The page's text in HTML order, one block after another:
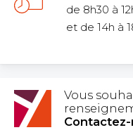
de 8h30 à
et de 14h à
Vous
Contactez-